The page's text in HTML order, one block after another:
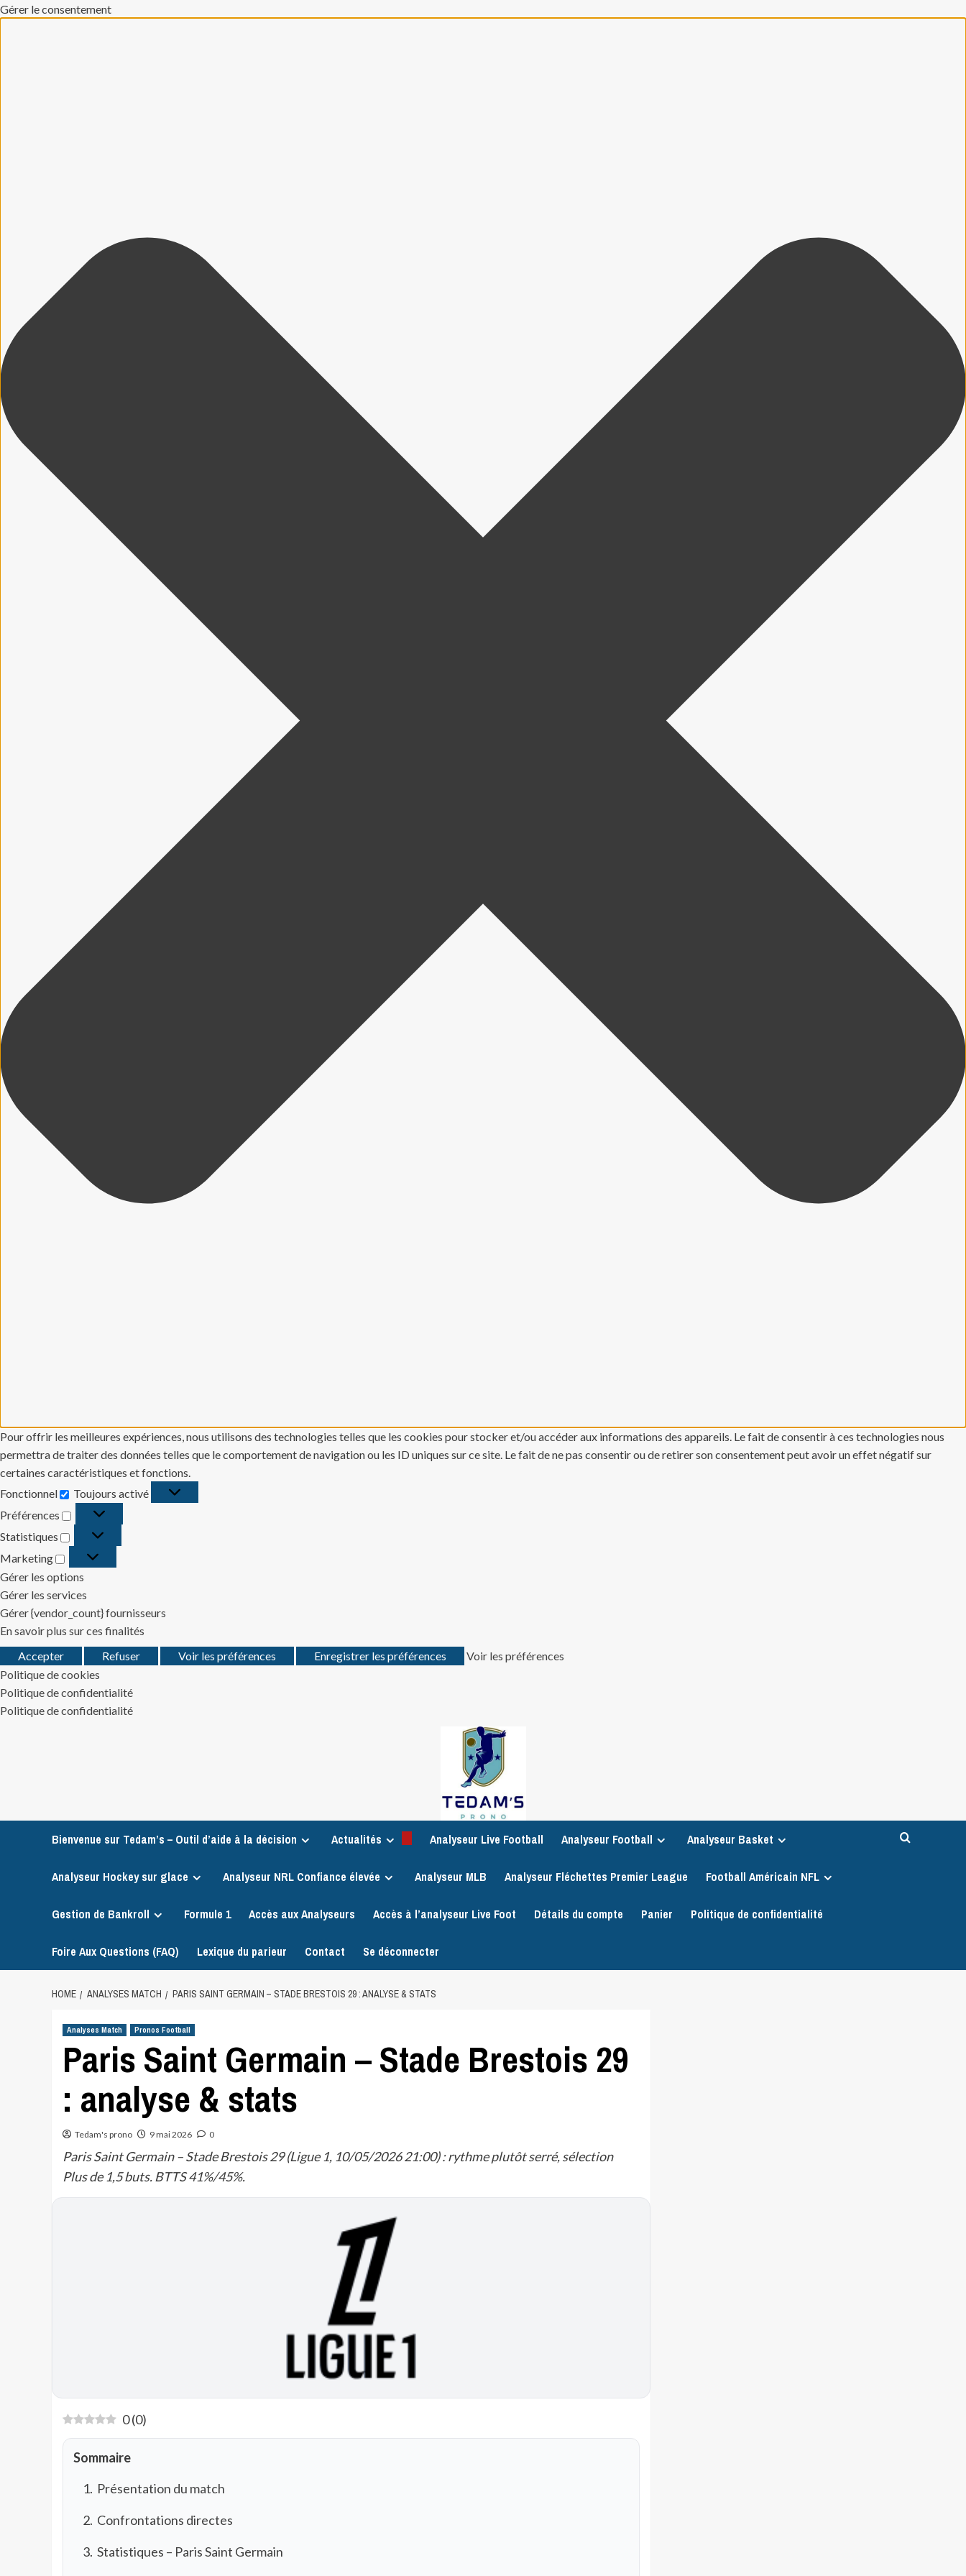
Gérer le consentement
Pour offrir les meilleures expériences, nous utilisons des technologies telles que les cookies pour stocker et/ou accéder aux informations des appareils. Le fait de consentir à ces technologies nous
permettra de traiter des données telles que le comportement de navigation ou les ID uniques sur ce site. Le fait de ne pas consentir ou de retirer son consentement peut avoir un effet négatif sur
certaines caractéristiques et fonctions.
Fonctionnel
Fonctionnel
Toujours activé
Préférences
Préférences
Statistiques
Statistiques
Marketing
Marketing
Gérer les options
Gérer les services
Gérer {vendor_count} fournisseurs
En savoir plus sur ces finalités
Accepter
Refuser Voir les préférences Enregistrer les préférences
Voir les préférences
Politique de cookies
Politique de confidentialité
Politique de confidentialité
Bienvenue sur Tedam’s – Outil d’aide à la décision Actualités Analyseur Live Football Analyseur Football Analyseur Basket
Analyseur Hockey sur glace Analyseur NRL Confiance élevée Analyseur MLB Analyseur Fléchettes Premier League Football Américain NFL
Gestion de Bankroll Formule 1 Accès aux Analyseurs Accès à l’analyseur Live Foot Détails du compte Panier Politique de confidentialité
Foire Aux Questions (FAQ) Lexique du parieur Contact Se déconnecter
HOME ANALYSES MATCH PARIS SAINT GERMAIN – STADE BRESTOIS 29 : ANALYSE & STATS
Analyses Match Pronos Football
Paris Saint Germain – Stade Brestois 29
: analyse & stats
Tedam's prono 9 mai 2026 0
Paris Saint Germain – Stade Brestois 29 (Ligue 1, 10/05/2026 21:00) : rythme plutôt serré, sélection
Plus de 1,5 buts. BTTS 41%/45%.
0(0)
Sommaire
Présentation du match
Confrontations directes
Statistiques – Paris Saint Germain